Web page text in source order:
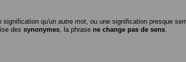
qu'un autre mot, ou une signification presque
des synonymes, la phrase ne change pas de sens.